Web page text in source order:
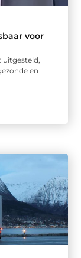
voor
uitgesteld,
en